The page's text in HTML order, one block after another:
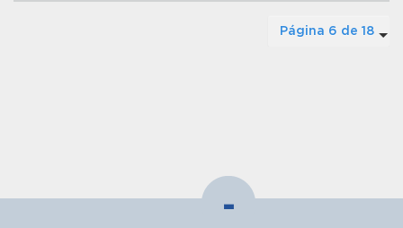
Página 6 de 18
-